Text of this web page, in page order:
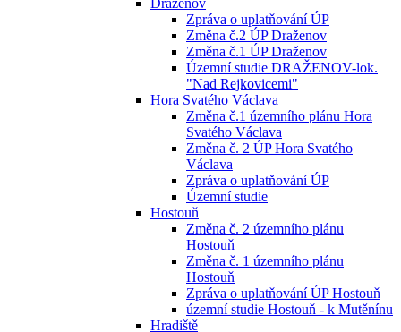
Draženov
Zpráva o uplatňování ÚP
Změna č.2 ÚP Draženov
Změna č.1 ÚP Draženov
Územní studie DRAŽENOV-lok.
"Nad Rejkovicemi"
Hora Svatého Václava
Změna č.1 územního plánu Hora
Svatého Václava
Změna č. 2 ÚP Hora Svatého
Václava
Zpráva o uplatňování ÚP
Územní studie
Hostouň
Změna č. 2 územního plánu
Hostouň
Změna č. 1 územního plánu
Hostouň
Zpráva o uplatňování ÚP Hostouň
územní studie Hostouň - k Mutěnínu
Hradiště